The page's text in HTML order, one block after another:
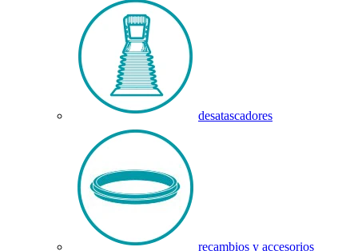
desatascadores
recambios y accesorios